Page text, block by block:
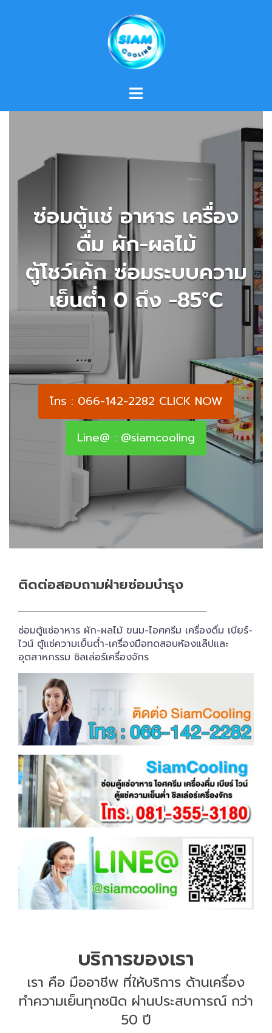
ซ่อมตู้แช่ อาหาร เครื่อง
ดื่ม ผัก-ผลไม้
ตู้โชว์เค้ก ซ่อมระบบความ
เย็นต่ำ 0 ถึง -85°C
โทร : 066-142-2282 CLICK NOW
Line@ : @siamcooling
ติดต่อสอบถาม​ฝ่ายซ่อมบำรุง
ซ่อมตู้แช่อาหาร ผัก-ผลไม้ ขนม-ไอศครีม เครื่องดื่ม เบียร์-
ไวน์ ตู้แช่ความเย็นต่ำ-เครื่องมือทดสอบห้องแล๊ปและ
อุตสาหกรรม ชิลเล่อร์เครื่อง​จักร
บริการของเรา
เรา คือ มืออาชีพ ที่ให้บริการ ด้านเครื่อง
ทำความเย็นทุกชนิด ผ่านประสบการณ์ กว่า
50 ปี